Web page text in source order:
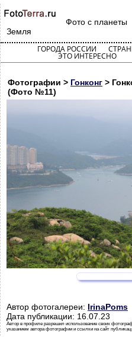
Фото с планеты
Земля
ГОРОДА РОССИИ
ЭТО ИНТЕРЕСНО
Фотографии > Гонконг >
(Фото №11)
Автор фотогалереи: IrinaPoms
Дата публикации: 16.07.23
Автор в профиле разрешил использование своих
указанием автора фотографии и ссылки на сайт